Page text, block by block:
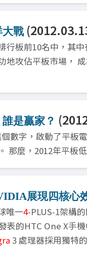
大戰
行板前10名中，其中
地攻佔平板市場，
是贏家？
數字，啟動了平板
那麼，2012年平板
展現四核心
唯一4-PLUS-1架構
表的HTC One X手
3 處理器採用獨特的